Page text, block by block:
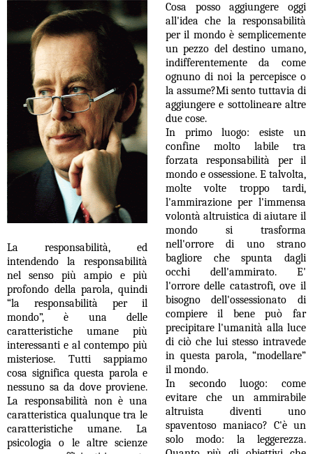
La responsabilità, ed
intendendo la responsabilità
nel senso più ampio e più
profondo della parola, quindi
“la responsabilità per il
mondo”, è una delle
caratteristiche umane più
interessanti e al contempo più
misteriose. Tutti sappiamo
cosa significa questa parola e
nessuno sa da dove proviene.
La responsabilità non è una
caratteristica qualunque tra le
caratteristiche umane. La
psicologia o le altre scienze
Cosa posso aggiungere oggi
all'idea che la responsabilità
per il mondo è semplicemente
un pezzo del destino umano,
indifferentemente da come
ognuno di noi la percepisce o
la assume?Mi sento tuttavia di
aggiungere e sottolineare altre
due cose.
In primo luogo: esiste un
confine molto labile tra
forzata responsabilità per il
mondo e ossessione. E talvolta,
molte volte troppo tardi,
l'ammirazione per l'immensa
volontà altruistica di aiutare il
mondo si trasforma
nell'orrore di uno strano
bagliore che spunta dagli
occhi dell'ammirato. E'
l'orrore delle catastrofi, ove il
bisogno dell'ossessionato di
compiere il bene può far
precipitare l'umanità alla luce
di ciò che lui stesso intravede
in questa parola, “modellare”
il mondo.
In secondo luogo: come
evitare che un ammirabile
altruista diventi uno
spaventoso maniaco? C'è un
solo modo: la leggerezza.